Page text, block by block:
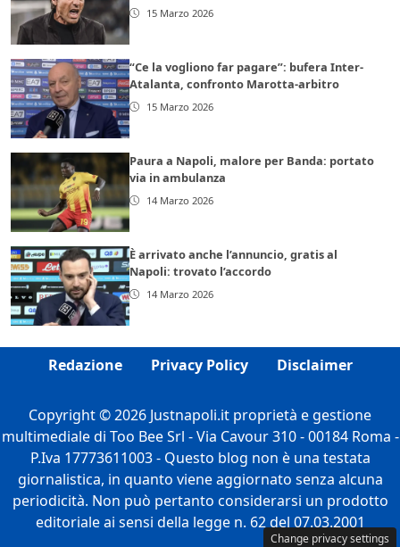
15 Marzo 2026
“Ce la vogliono far pagare”: bufera Inter-
Atalanta, confronto Marotta-arbitro
15 Marzo 2026
Paura a Napoli, malore per Banda: portato
via in ambulanza
14 Marzo 2026
È arrivato anche l’annuncio, gratis al
Napoli: trovato l’accordo
14 Marzo 2026
Redazione Privacy Policy Disclaimer
Copyright © 2026 Justnapoli.it proprietà e gestione
multimediale di Too Bee Srl - Via Cavour 310 - 00184 Roma -
P.Iva 17773611003 - Questo blog non è una testata
giornalistica, in quanto viene aggiornato senza alcuna
periodicità. Non può pertanto considerarsi un prodotto
editoriale ai sensi della legge n. 62 del 07.03.2001
Change privacy settings